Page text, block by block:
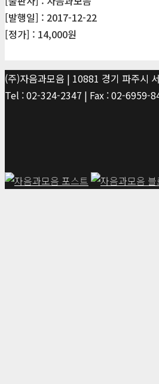
[발행일] : 2017-12-22
[정가] : 14,000원
(주)자음과모음 | 10881 경기 파주
Tel : 02-324-2347 | Fax : 02-6959-